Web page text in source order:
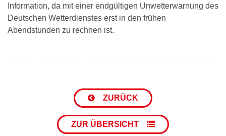
Information, da mit einer endgültigen Unwetterwarnung des
Deutschen Wetterdienstes erst in den frühen
Abendstunden zu rechnen ist.
ZURÜCK
ZUR ÜBERSICHT